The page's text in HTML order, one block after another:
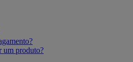
um produto?